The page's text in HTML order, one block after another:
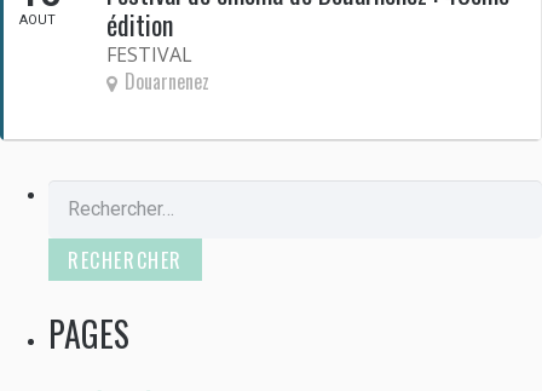
AOUT
édition
FESTIVAL
Douarnenez
PAGES